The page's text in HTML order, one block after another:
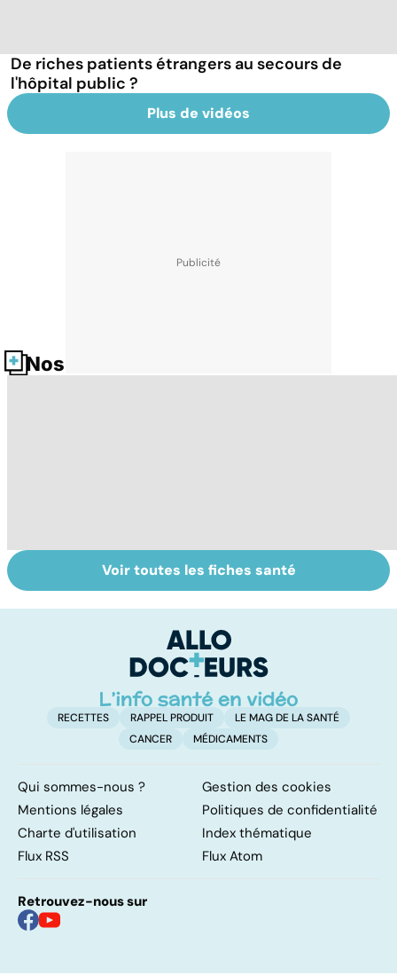
De riches patients étrangers au secours de
l'hôpital public ?
Plus de vidéos
Nos fiches santé
Faire du sport à
domicile, c'est
Don de gamètes :
le pour et le
levée de
l'anonymat
Voir toutes les fiches santé
RECETTES RAPPEL PRODUIT
LE MAG DE LA SANTÉ
CANCER
MÉDICAMENTS
Qui sommes-nous ?
Gestion des cookies
Mentions légales
Politiques de confidentialité
Charte d'utilisation
Index thématique
Flux RSS
Flux Atom
Retrouvez-nous sur